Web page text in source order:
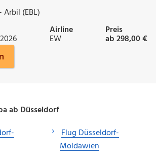
Arbil (EBL)
Airline
EW
Preis
ab 298,00 €
ab Düsseldorf
Flug Düsseldorf-
Moldawien